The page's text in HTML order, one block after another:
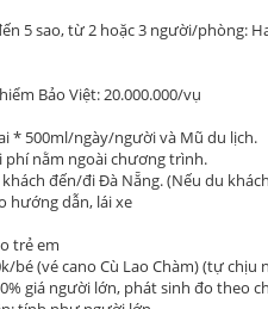
5 sao, từ 2 hoặc 3 người/phòng:
Bảo Việt: 20.000.000/vụ
* 500ml/ngày/người và Mũ du lịch.
phí nằm ngoài chương trình.
đến/đi Đà Nẵng. (Nếu du
hướng dẫn, lái xe
trẻ em
bé (vé cano Cù Lao Chàm) (tự
giá người lớn, phát sinh đo